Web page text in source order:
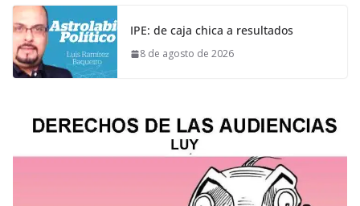
IPE: de caja chica a resultados
8 de agosto de 2026